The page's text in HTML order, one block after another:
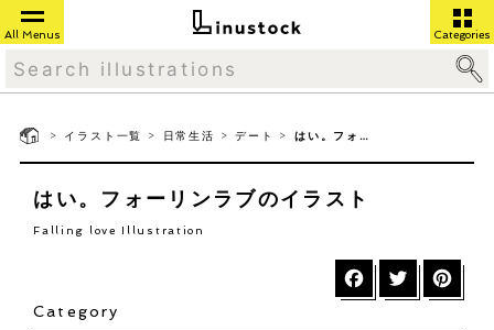
All Menus Categories
> イラスト一覧 > 日常生活 >デート > はい。フォーリンラブ
はい。フォーリンラブのイラスト
Falling love Illustration
Category